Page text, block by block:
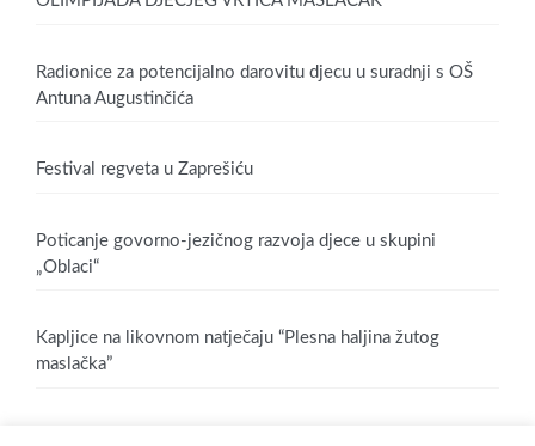
Radionice za potencijalno darovitu djecu u suradnji s OŠ
Antuna Augustinčića
Festival regveta u Zaprešiću
Poticanje govorno-jezičnog razvoja djece u skupini
„Oblaci“
Kapljice na likovnom natječaju “Plesna haljina žutog
maslačka”